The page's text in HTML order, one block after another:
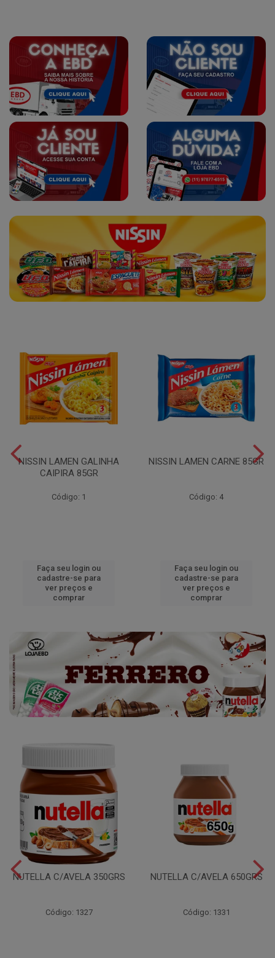
NISSIN LAMEN GALINHA
CAIPIRA 85GR
Código: 1
Faça seu login ou
cadastre-se para
ver preços e
comprar
NISSIN LAMEN CARNE 85GR
Código: 4
Faça seu login ou
cadastre-se para
ver preços e
comprar
NUTELLA C/AVELA 350GRS
Código: 1327
NUTELLA C/AVELA 650GRS
Código: 1331